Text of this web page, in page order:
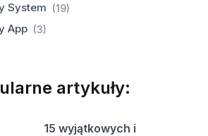
System (19)
App (3)
artykuły:
15 wyjątkowych i